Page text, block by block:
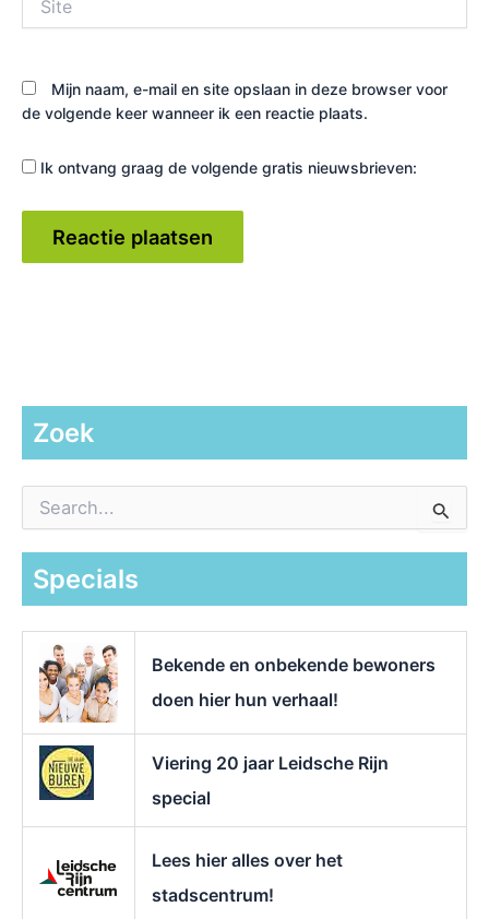
Mijn naam, e-mail en site opslaan in deze browser voor
de volgende keer wanneer ik een reactie plaats.
Ik ontvang graag de volgende gratis nieuwsbrieven:
Zoek
a
Specials
Bekende en onbekende bewoners
doen hier hun verhaal!
Viering 20 jaar Leidsche Rijn
special
Lees hier alles over het
stadscentrum!